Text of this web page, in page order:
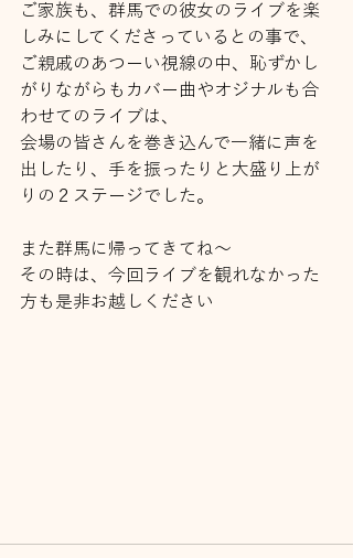
ご家族も、群馬での彼女のライブを楽
しみにしてくださっているとの事で、
ご親戚のあつーい視線の中、恥ずかし
がりながらもカバー曲やオジナルも合
わせてのライブは、
会場の皆さんを巻き込んで一緒に声を
出したり、手を振ったりと大盛り上が
りの２ステージでした。
また群馬に帰ってきてね～
その時は、今回ライブを観れなかった
方も是非お越しください